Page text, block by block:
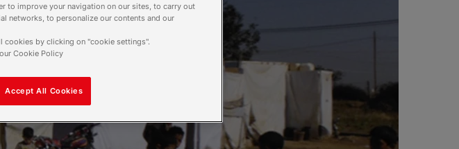
to improve your navigation on our sites, to carry out
networks, to personalize our contents and our
cookies by clicking on "cookie settings".
Cookie Policy
Accept All Cookies